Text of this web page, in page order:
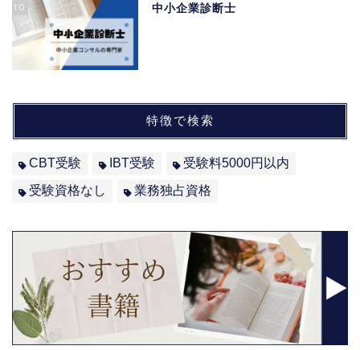
10 中小企業診断士
特徴で検索
CBT受験 IBT受験
受験料5000円以内
受験資格なし
業務独占資格